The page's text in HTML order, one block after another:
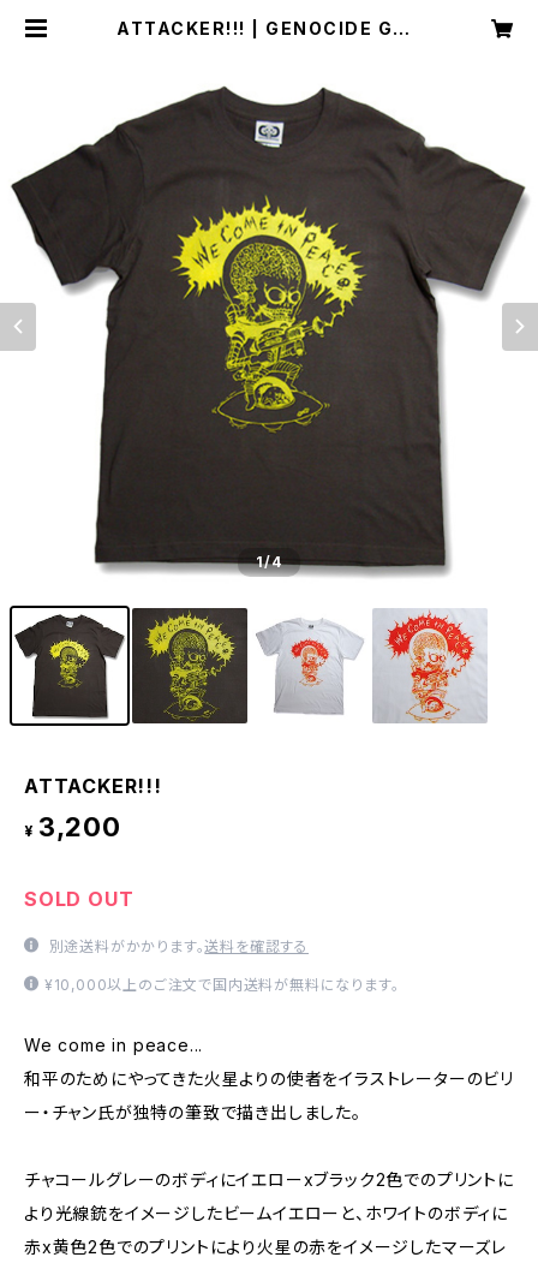
ATTACKER!!! | GENOCIDE GRA
1/4
ATTACKER!!!
¥ 3,200
SOLD OUT
別途送料がかかります。送料を確認する
¥10,000以上のご注文で国内送料が無料になります。
We come in peace...
和平のためにやってきた火星よりの使者をイラストレーターのビリ
ー・チャン氏が独特の筆致で描き出しました。
チャコールグレーのボディにイエローxブラック2色でのプリントに
より光線銃をイメージしたビームイエローと、ホワイトのボディに
赤x黄色2色でのプリントにより火星の赤をイメージしたマーズレ